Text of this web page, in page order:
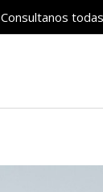
Consultanos